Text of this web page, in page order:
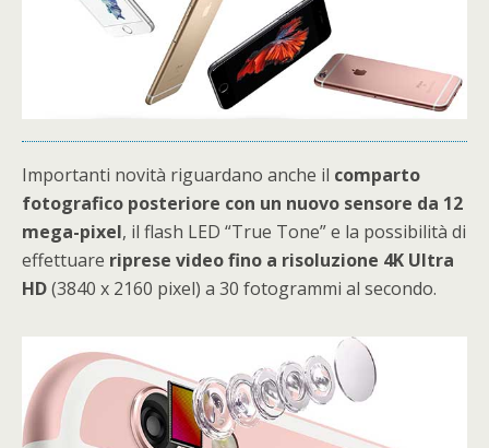
Importanti novità riguardano anche il comparto
fotografico posteriore con un nuovo sensore da 12
mega-pixel, il flash LED “True Tone” e la possibilità di
effettuare riprese video fino a risoluzione 4K Ultra
HD(3840 x 2160 pixel) a 30 fotogrammi al secondo.